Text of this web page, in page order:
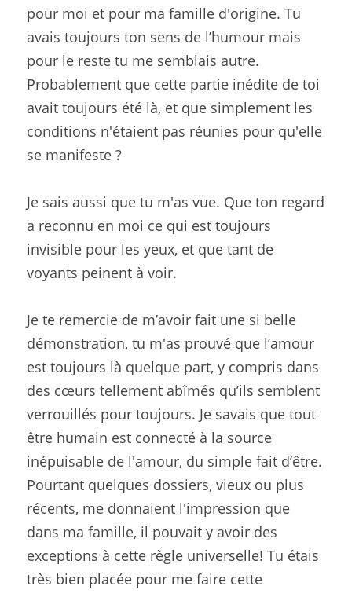
pour moi et pour ma famille d'origine. Tu
avais toujours ton sens de l’humour mais
pour le reste tu me semblais autre.
Probablement que cette partie inédite de toi
avait toujours été là, et que simplement les
conditions n'étaient pas réunies pour qu'elle
se manifeste ?
Je sais aussi que tu m'as vue. Que ton regard
a reconnu en moi ce qui est toujours
invisible pour les yeux, et que tant de
voyants peinent à voir.
Je te remercie de m’avoir fait une si belle
démonstration, tu m'as prouvé que l’amour
est toujours là quelque part, y compris dans
des cœurs tellement abîmés qu’ils semblent
verrouillés pour toujours. Je savais que tout
être humain est connecté à la source
inépuisable de l'amour, du simple fait d’être.
Pourtant quelques dossiers, vieux ou plus
récents, me donnaient l'impression que
dans ma famille, il pouvait y avoir des
exceptions à cette règle universelle! Tu étais
très bien placée pour me faire cette